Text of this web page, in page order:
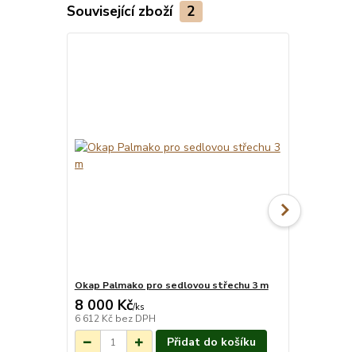
Související zboží 2
Okap Palmako pro sedlovou střechu 3 m
8 000 Kč/ks
6 612 Kč bez DPH
Přidat do košíku